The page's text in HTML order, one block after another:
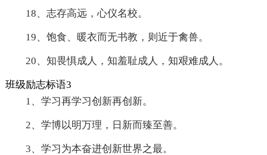
18、志存高远，心仪名校。
19、饱食、暖衣而无书教，则近于禽兽。
20、知畏惧成人，知羞耻成人，知艰难成人。
班级励志标语3
1、学习再学习创新再创新。
2、学博以明万理，日新而臻至善。
3、学习为本奋进创新世界之最。